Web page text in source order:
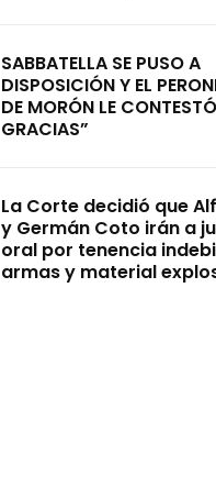
SABBATELLA SE PUSO A
DISPOSICIÓN Y EL
DE MORÓN LE
GRACIAS”
La Corte decidió que
y Germán Coto irán a
oral por tenencia
armas y material